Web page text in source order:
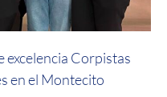
excelencia Corpistas
en el Montecito